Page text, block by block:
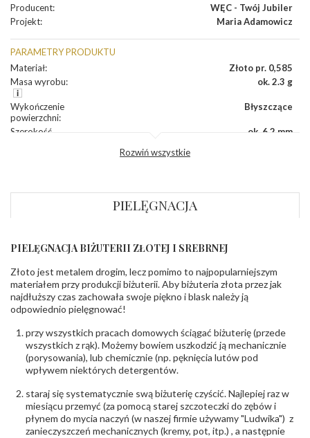
Producent:
WĘC - Twój Jubiler
Projekt: Maria Adamowicz
PARAMETRY PRODUKTU
Materiał:
Złoto pr. 0,585
Masa wyrobu: ok. 2.3 g
Wykończenie
powierzchni:
Błyszczące
Szerokość
ok. 6,2 mm
dół:
bok
DIAMENTY
Szlif:
Brylantowy okrągły
Liczba
diamentów
0.004 ct - 6 szt.,0.015 ct - 2 szt.,0.010 ct - 4 szt.
Liczba
diamentów
(łącznie)
Masa
diamentów
(łącznie):
0.094 ct
Barwa
Czystość:
POZOSTAŁE KAMIENIE
Rozwiń wszystkie
PIELĘGNACJA
PIELĘGNACJA BIŻUTERII ZŁOTEJ I SREBRNEJ
Złoto jest metalem drogim, lecz pomimo to najpopularniejszym
materiałem przy produkcji biżuterii. Aby biżuteria złota przez jak
najdłuższy czas zachowała swoje piękno i blask należy ją
odpowiednio pielęgnować!
przy wszystkich pracach domowych ściągać biżuterię (przede
wszystkich z rąk). Możemy bowiem uszkodzić ją mechanicznie
(porysowania), lub chemicznie (np. pęknięcia lutów pod
wpływem niektórych detergentów.
staraj się systematycznie swą biżuterię czyścić. Najlepiej raz w
miesiącu przemyć (za pomocą starej szczoteczki do zębów i
płynem do mycia naczyń (w naszej firmie używamy "Ludwika") z
zanieczyszczeń mechanicznych (kremy, pot, itp.) , a następnie